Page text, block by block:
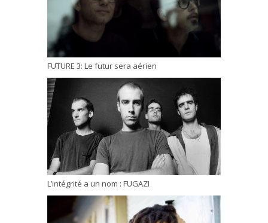
FUTURE 3: Le futur sera aérien
L’intégrité a un nom : FUGAZI